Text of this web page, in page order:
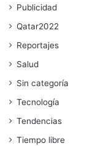
Publicidad
Qatar2022
Reportajes
Salud
Sin categoría
Tecnología
Tendencias
Tiempo libre